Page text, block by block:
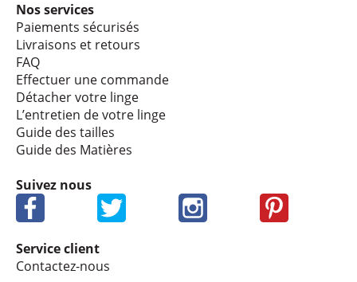
Nos services
Paie­ments sécu­ri­sés
Livrai­sons et retours
FAQ
Effec­tuer une commande
Déta­cher votre linge
L’en­tre­tien de votre linge
Guide des tailles
Guide des Matières
Suivez nous
Service client
Contactez-nous